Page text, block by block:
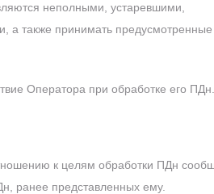
неполными, устаревшими,
а также принимать предусмотренные
Оператора при обработке его ПДн.
к целям обработки ПДн
ранее представленных ему.